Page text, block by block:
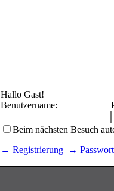
Hallo Gast!
Benutzername:
Beim nächsten Besuch
→ Registrierung
→